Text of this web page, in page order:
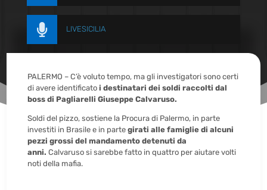
 LIVESICILIA
PALERMO – C’è voluto tempo, ma gli investigatori sono certi
di avere identificatoi destinatari dei soldi raccolti dal
boss di Pagliarelli Giuseppe Calvaruso.
Soldi del pizzo, sostiene la Procura di Palermo, in parte
investiti in Brasile e in partegirati alle famiglie di alcuni
pezzi grossi del mandamento detenuti da
anni. Calvaruso si sarebbe fatto in quattro per aiutare volti
noti della mafia.